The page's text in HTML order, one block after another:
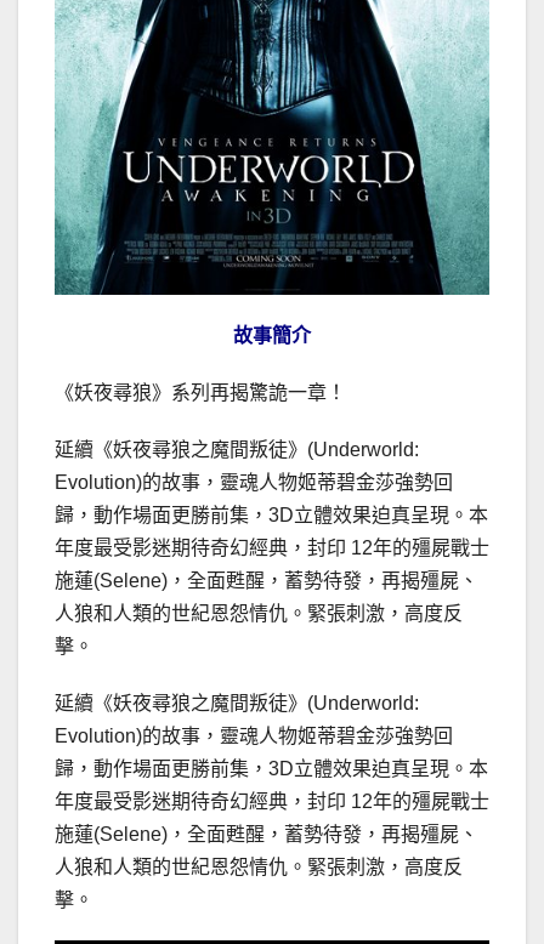
故事簡介
《妖夜尋狼》系列再揭驚詭一章！
延續《妖夜尋狼之魔間叛徒》(Underworld:
Evolution)的故事，靈魂人物姬蒂碧金莎強勢回
歸，動作場面更勝前集，3D立體效果迫真呈現。本
年度最受影迷期待奇幻經典，封印 12年的殭屍戰士
施蓮(Selene)，全面甦醒，蓄勢待發，再揭殭屍、
人狼和人類的世紀恩怨情仇。緊張刺激，高度反
擊。
延續《妖夜尋狼之魔間叛徒》(Underworld:
Evolution)的故事，靈魂人物姬蒂碧金莎強勢回
歸，動作場面更勝前集，3D立體效果迫真呈現。本
年度最受影迷期待奇幻經典，封印 12年的殭屍戰士
施蓮(Selene)，全面甦醒，蓄勢待發，再揭殭屍、
人狼和人類的世紀恩怨情仇。緊張刺激，高度反
擊。